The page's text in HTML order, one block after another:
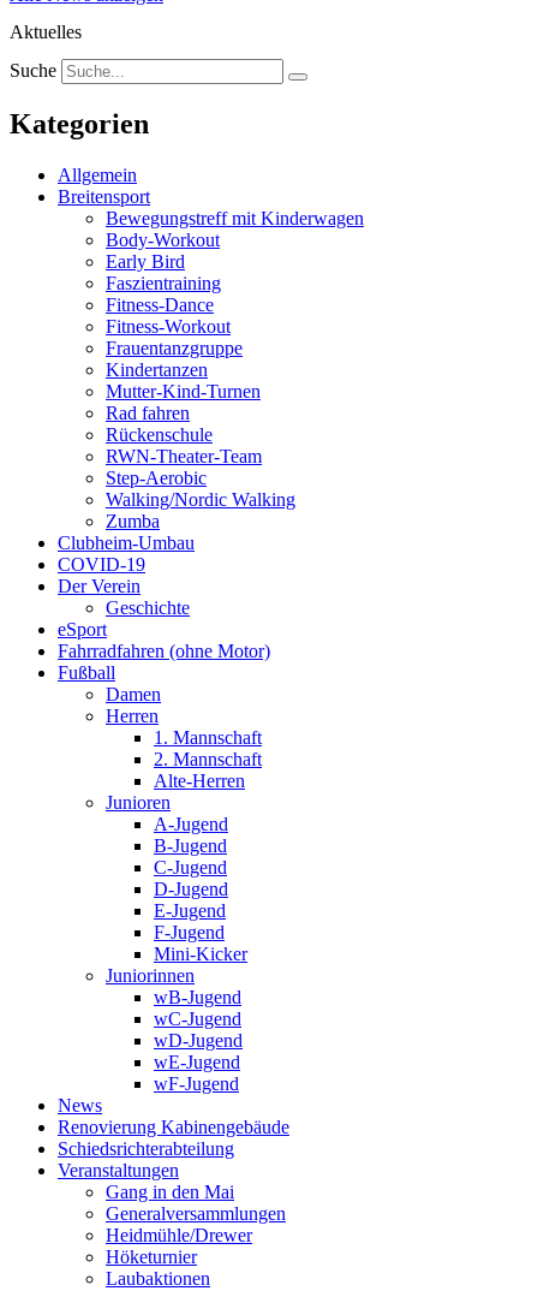
Aktuelles
Suche
Kategorien
Allgemein
Breitensport
Bewegungstreff mit Kinderwagen
Body-Workout
Early Bird
Faszientraining
Fitness-Dance
Fitness-Workout
Frauentanzgruppe
Kindertanzen
Mutter-Kind-Turnen
Rad fahren
Rückenschule
RWN-Theater-Team
Step-Aerobic
Walking/Nordic Walking
Zumba
Clubheim-Umbau
COVID-19
Der Verein
Geschichte
eSport
Fahrradfahren (ohne Motor)
Fußball
Damen
Herren
1. Mannschaft
2. Mannschaft
Alte-Herren
Junioren
A-Jugend
B-Jugend
C-Jugend
D-Jugend
E-Jugend
F-Jugend
Mini-Kicker
Juniorinnen
wB-Jugend
wC-Jugend
wD-Jugend
wE-Jugend
wF-Jugend
News
Renovierung Kabinengebäude
Schiedsrichterabteilung
Veranstaltungen
Gang in den Mai
Generalversammlungen
Heidmühle/Drewer
Höketurnier
Laubaktionen